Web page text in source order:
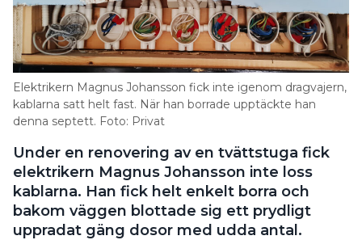
Elektrikern Magnus Johansson fick inte igenom dragvajern,
kablarna satt helt fast. När han borrade upptäckte han
denna septett. Foto: Privat
Under en renovering av en tvättstuga fick
elektrikern Magnus Johansson inte loss
kablarna. Han fick helt enkelt borra och
bakom väggen blottade sig ett prydligt
uppradat gäng dosor med udda antal.